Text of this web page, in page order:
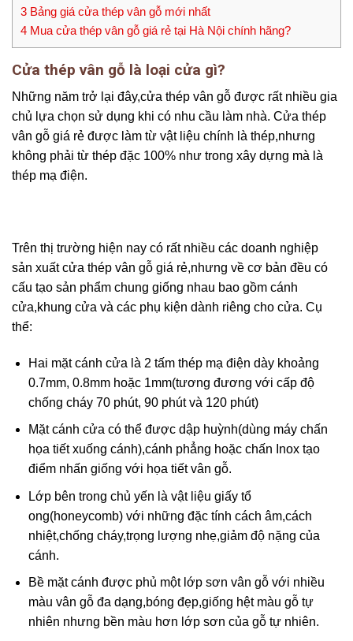
3 Bảng giá cửa thép vân gỗ mới nhất
4 Mua cửa thép vân gỗ giá rẻ tại Hà Nội chính hãng?
Cửa thép vân gỗ là loại cửa gì?
Những năm trở lại đây,cửa thép vân gỗ được rất nhiều gia
chủ lựa chọn sử dụng khi có nhu cầu làm nhà. Cửa thép
vân gỗ giá rẻ được làm từ vật liệu chính là thép,nhưng
không phải từ thép đặc 100% như trong xây dựng mà là
thép mạ điện.
Trên thị trường hiện nay có rất nhiều các doanh nghiệp
sản xuất cửa thép vân gỗ giá rẻ,nhưng về cơ bản đều có
cấu tạo sản phẩm chung giống nhau bao gồm cánh
cửa,khung cửa và các phụ kiện dành riêng cho cửa. Cụ
thể:
Hai mặt cánh cửa là 2 tấm thép mạ điện dày khoảng
0.7mm, 0.8mm hoặc 1mm(tương đương với cấp độ
chống cháy 70 phút, 90 phút và 120 phút)
Mặt cánh cửa có thể được dập huỳnh(dùng máy chấn
họa tiết xuống cánh),cánh phẳng hoặc chấn Inox tạo
điểm nhấn giống với họa tiết vân gỗ.
Lớp bên trong chủ yến là vật liệu giấy tổ
ong(honeycomb) với những đặc tính cách âm,cách
nhiệt,chống cháy,trọng lượng nhẹ,giảm độ nặng của
cánh.
Bề mặt cánh được phủ một lớp sơn vân gỗ với nhiều
màu vân gỗ đa dạng,bóng đẹp,giống hệt màu gỗ tự
nhiên nhưng bền màu hơn lớp sơn của gỗ tự nhiên.